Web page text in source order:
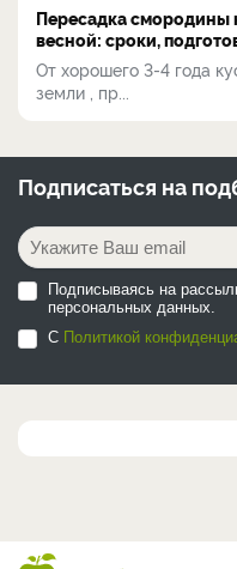
Пересадка смородины
весной: сроки,
От хорошего 3-4 года
земли , пр...
Подписаться на
Подписываясь на
персональных данных.
С Политикой